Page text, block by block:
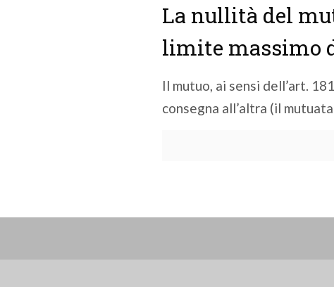
La nullità del
limite massimo
Il mutuo, ai sensi dell’art.
consegna all’altra (il